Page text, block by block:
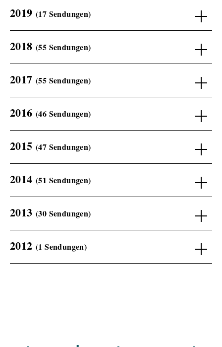
2019 (17 Sendungen)
2018 (55 Sendungen)
2017 (55 Sendungen)
2016 (46 Sendungen)
2015 (47 Sendungen)
2014 (51 Sendungen)
2013 (30 Sendungen)
2012 (1 Sendungen)